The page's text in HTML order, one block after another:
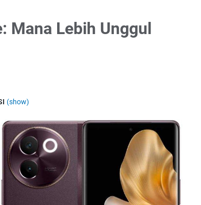
Mana Lebih Unggul
(show)
Vivo Lebih Sederhana
Tapi Sensasi Berbeda
untuk Beban Berat
untuk Fotografi